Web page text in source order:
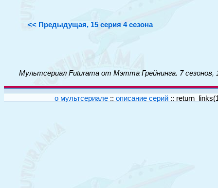
<< Предыдущая, 15 серия 4 сезона
Мультсериал Futurama от Мэтта Грейнинга. 7
о мультсериале :: описание серий ::